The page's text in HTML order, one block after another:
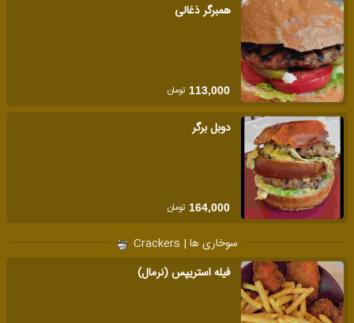
همبرگر ذغالی
113,000 تومان
دوبل برگر
164,000 تومان
سوخاری ها | Crackers
فیله استریپس (نرمال)